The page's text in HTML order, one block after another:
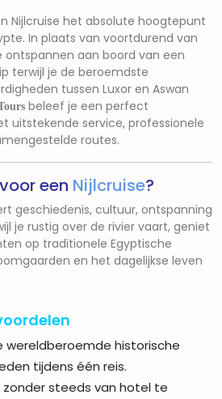
Nijlcruise het absolute hoogtepunt
In plaats van voortdurend van
ontspannen aan boord van een
terwijl je de beroemdste
tussen Luxor en Aswan
beleef je een perfect
uitstekende service, professionele
routes.
een Nijlcruise?
geschiedenis, cultuur, ontspanning
je rustig over de rivier vaart, geniet
op traditionele Egyptische
en het dagelijkse leven
wereldberoemde historische
tijdens één reis.
steeds van hotel te